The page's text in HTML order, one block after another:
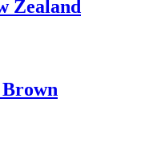
Zealand
Brown